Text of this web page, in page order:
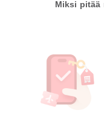
Miksi pitää